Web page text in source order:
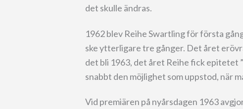
det skulle ändras.
1962 blev Reihe Swartling för första
ske ytterligare tre gånger. Det året
det bli 1963, det året Reihe fick epitetet
snabbt den möjlighet som uppstod, när
Vid premiären på nyårsdagen 1963